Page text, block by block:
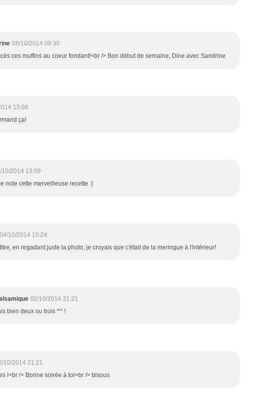
06/10/2014 09:30
ces muffins au coeur fondant!<br /> Bon début de semaine, Dine avec Sandrine
15:06
ça!
10/2014 13:09
note cette merveilleuse recette :)
04/10/2014 10:24
en regadant juste la photo, je croyais que c'était de la meringue à l'intérieur!
02/10/2014 21:21
bien deux ou trois ^^ !
10/2014 21:21
!<br /> Bonne soirée à toi<br /> bisous